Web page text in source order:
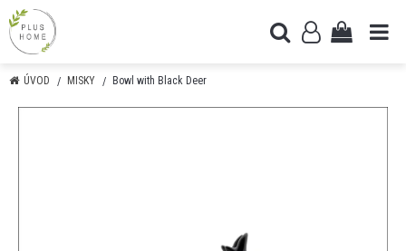
ÚVOD MISKY Bowl with Black Deer